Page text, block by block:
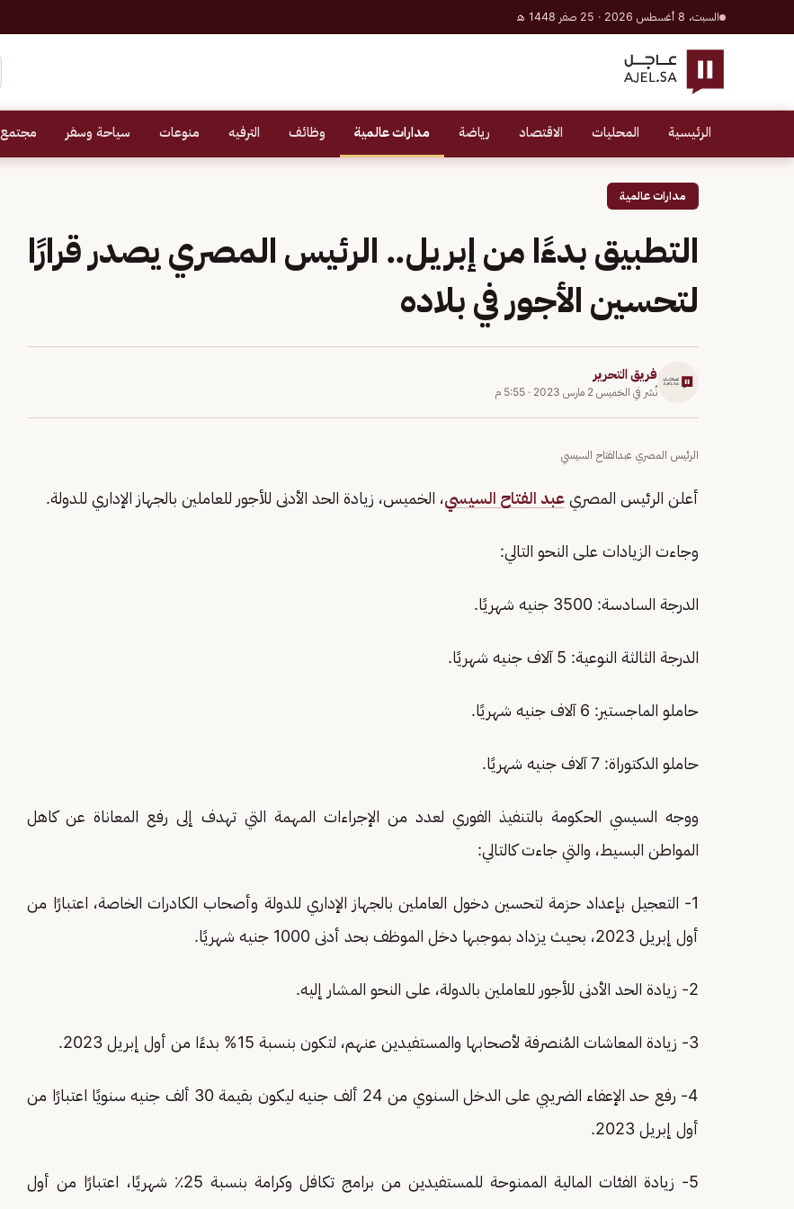
السبت، 8 أغسطس 2026 · 25 صفر 1448 هـ
الرئيسية المحليات الاقتصاد رياضة مدارات عالمية وظائف الترفيه منوعات سياحة وسفر مجتمع
مدارات عالمية
التطبيق بدءًا من إبريل.. الرئيس المصري يصدر قرارًا
لتحسين الأجور في بلاده
فريق التحرير
نُشر في الخميس 2 مارس 2023 · 5:55 م
الرئيس المصري عبدالفتاح السيسي
أعلن الرئيس المصري عبد الفتاح السيسي، الخميس، زيادة الحد الأدنى للأجور للعاملين بالجهاز الإداري للدولة.
وجاءت الزيادات على النحو التالي:
الدرجة السادسة: 3500 جنيه شهريًا.
​الدرجة الثالثة النوعية: 5 آلاف جنيه شهريًا.
حاملو الماجستير: 6 آلاف جنيه شهريًا.
حاملو الدكتوراة: 7 آلاف جنيه شهريًا.
ووجه السيسي الحكومة بالتنفيذ الفوري لعدد من الإجراءات المهمة التي تهدف إلى رفع المعاناة عن كاهل
المواطن البسيط، والتي جاءت كالتالي:
1- التعجيل بإعداد حزمة لتحسين دخول العاملين بالجهاز الإداري للدولة وأصحاب الكادرات الخاصة، اعتبارًا من
أول إبريل 2023، بحيث يزداد بموجبها دخل الموظف بحد أدنى 1000 جنيه شهريًا.
2- زيادة الحد الأدنى للأجور للعاملين بالدولة، على النحو المشار إليه.
3- زيادة المعاشات المُنصرفة لأصحابها والمستفيدين عنهم، لتكون بنسبة 15% بدءًا من أول إبريل 2023.
4- رفع حد الإعفاء الضريبي على الدخل السنوي من 24 ألف جنيه ليكون بقيمة 30 ألف جنيه سنويًا اعتبارًا من
أول إبريل 2023.
5- زيادة الفئات المالية الممنوحة للمستفيدين من برامج تكافل وكرامة بنسبة 25٪؜ شهريًا، اعتبارًا من أول